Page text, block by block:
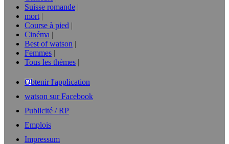
Suisse romande
mort
Course à pied
Cinéma
Best of watson
Femmes
Tous les thèmes
Obtenir l'application
watson sur Facebook
Publicité / RP
Emplois
Impressum